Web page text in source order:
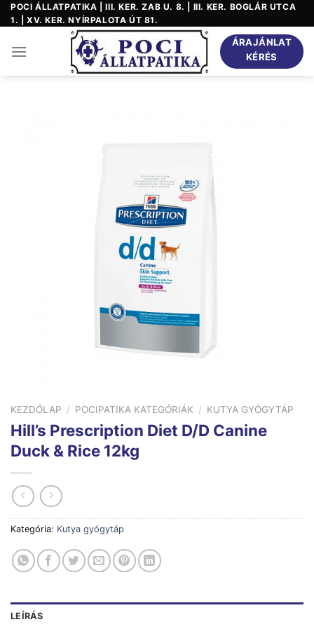
Skip
to
POCI ÁLLATPATIKA | III. KER. ZAB U. 8. | III. KER. BOGLÁR UTCA
1. | XV. KER. NYÍRPALOTA ÚT 81.
ÁRAJÁNLAT
KÉRÉS
KEZDŐLAP / POCIPATIKA KATEGÓRIÁK / KUTYA GYÓGYTÁP
Hill’s Prescription Diet D/D Canine
Duck & Rice 12kg
Kategória: Kutya gyógytáp
LEÍRÁS